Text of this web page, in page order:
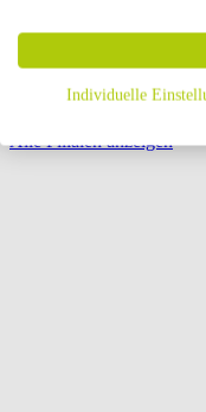
Seite {{
Alle Filialen anzeigen
Individuelle